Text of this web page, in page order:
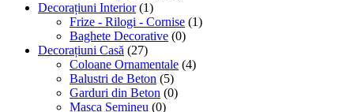
Decorațiuni Interior (1)
Frize - Rilogi - Cornise (1)
Baghete Decorative (0)
Decorațiuni Casă (27)
Coloane Ornamentale (4)
Balustri de Beton (5)
Garduri din Beton (0)
Masca Semineu (0)